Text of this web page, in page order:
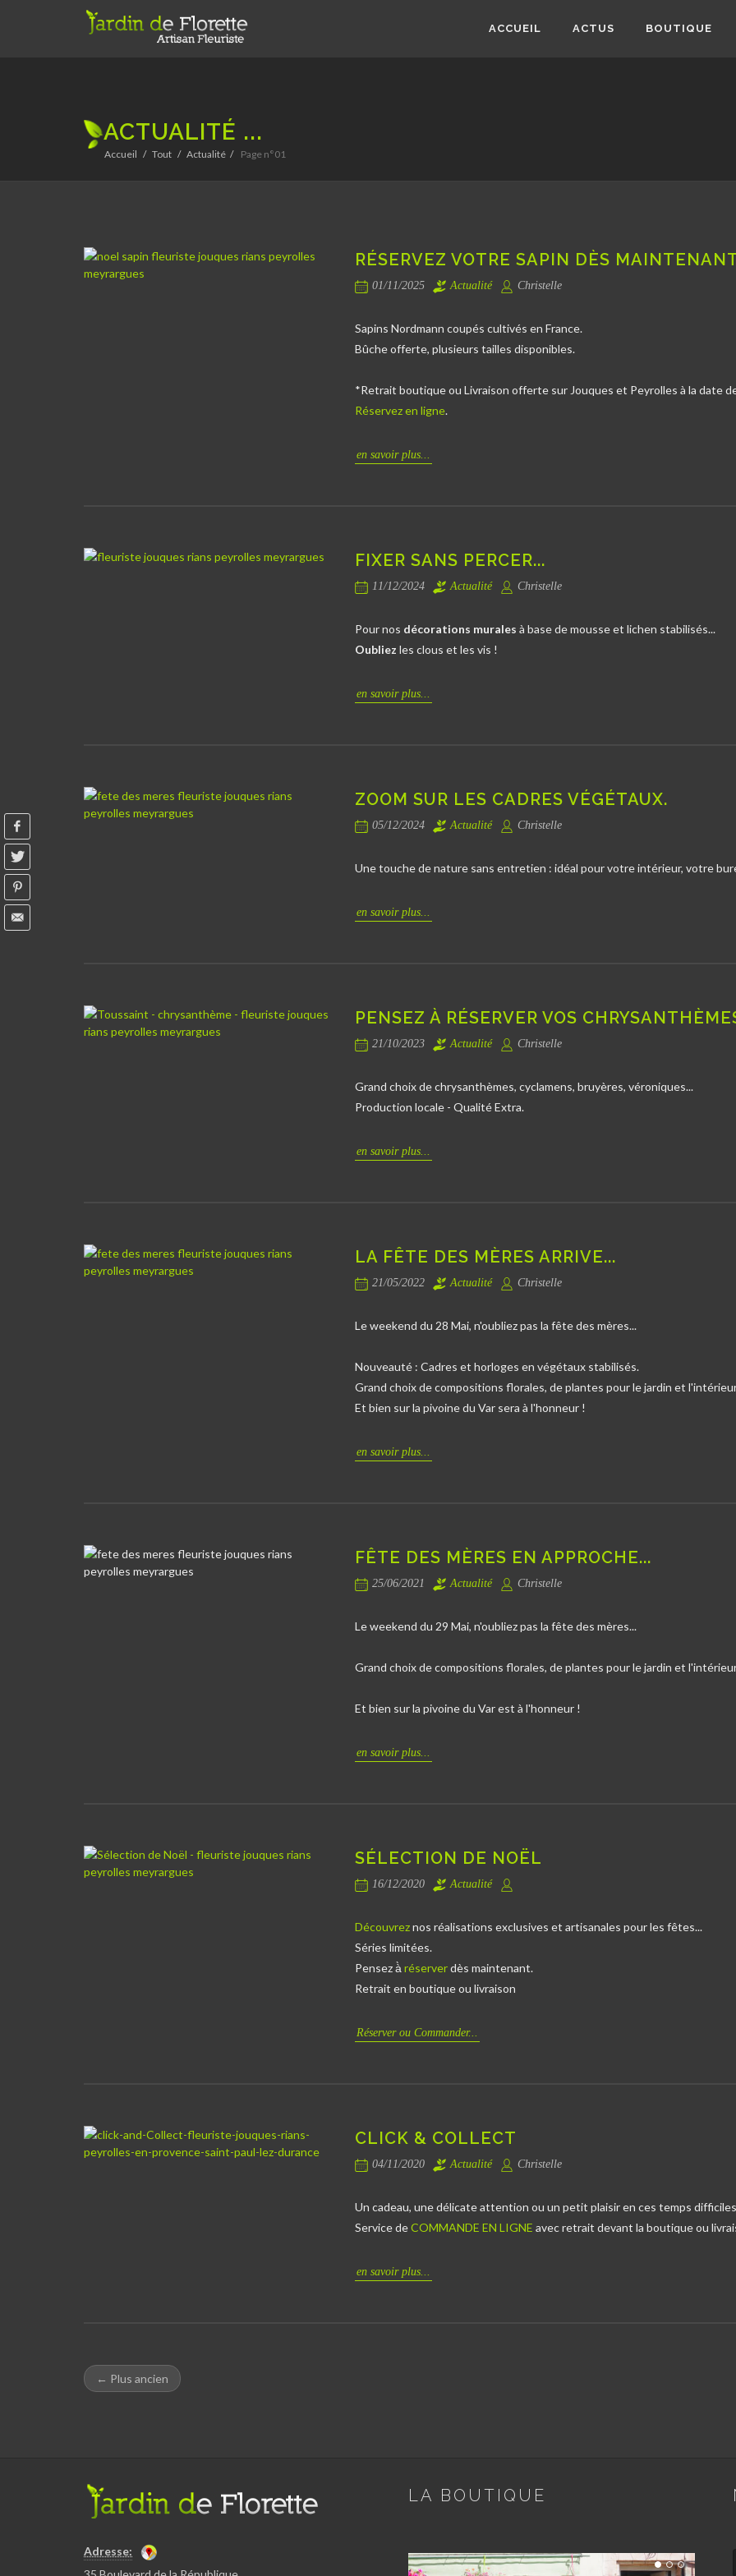
ACCUEIL ACTUS BOUTIQUE
ACTUALITÉ ...
Accueil Tout Actualité Page n°01
RÉSERVEZ VOTRE SAPIN DÈS
01/11/2025 Actualité Christelle
Sapins Nordmann coupés cultivés en France.
Bûche offerte, plusieurs tailles disponibles.
*Retrait boutique ou Livraison offerte sur Jouques et Peyrolles à la date
Réservez en ligne.
en savoir plus...
FIXER SANS PERCER...
11/12/2024 Actualité Christelle
Pour nos décorations murales à base de mousse et lichen stabilisés...
Oubliez les clous et les vis !
en savoir plus...
ZOOM SUR LES CADRES VÉGÉTAUX.
05/12/2024 Actualité Christelle
Une touche de nature sans entretien : idéal pour votre intérieur, votre
en savoir plus...
PENSEZ À RÉSERVER VOS
21/10/2023 Actualité Christelle
Grand choix de chrysanthèmes, cyclamens, bruyères, véroniques...
Production locale - Qualité Extra.
en savoir plus...
LA FÊTE DES MÈRES ARRIVE...
21/05/2022 Actualité Christelle
Le weekend du 28 Mai, n'oubliez pas la fête des mères...
Nouveauté : Cadres et horloges en végétaux stabilisés.
Grand choix de compositions florales, de plantes pour le jardin et
Et bien sur la pivoine du Var sera à l'honneur !
en savoir plus...
FÊTE DES MÈRES EN APPROCHE...
25/06/2021 Actualité Christelle
Le weekend du 29 Mai, n'oubliez pas la fête des mères...
Grand choix de compositions florales, de plantes pour le jardin et
Et bien sur la pivoine du Var est à l'honneur !
en savoir plus...
SÉLECTION DE NOËL
16/12/2020 Actualité
Découvreznos réalisations exclusives et artisanales pour les fêtes...
Séries limitées.
Pensez à̀ réserverdès maintenant.
Retrait en boutique ou livraison
Réserver ou Commander...
CLICK & COLLECT
04/11/2020 Actualité Christelle
Un cadeau, une délicate attention ou un petit plaisir en ces temps
Service deCOMMANDE EN LIGNE avec retrait devant la boutique ou
en savoir plus...
← Plus ancien
Adresse:
LA BOUTIQUE